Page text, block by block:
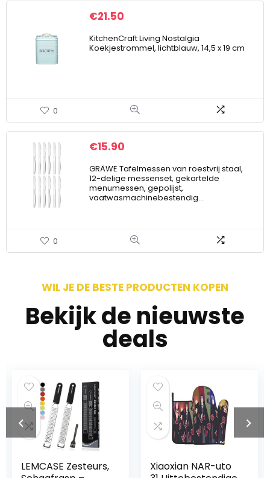
€21.50
KitchenCraft Living Nostalgia
Koekjestrommel, lichtblauw, 14,5 x 19 cm
0
€15.90
GRÄWE Tafelmessen van roestvrij staal,
12-delige messenset, gekartelde
menumessen, gepolijst,
vaatwasmachinebestendig…
0
WIL JE DE BESTE PRODUCTEN KOPEN
Bekijk de nieuwste
deals
Zesteurs,
Xiaoxian NAR-uto